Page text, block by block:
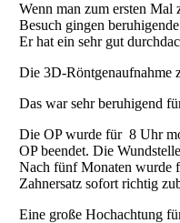
Wenn man zum ersten
Besuch gingen
Er hat ein sehr gut
Die 3D-Röntgenaufnahme
Das war sehr beruhigend
Die OP wurde für 8 Uhr
OP beendet. Die
Nach fünf Monaten wurde
Zahnersatz sofort richtig
Eine große Hochachtung